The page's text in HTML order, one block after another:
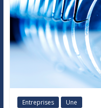
Entreprises Une